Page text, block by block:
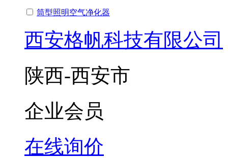
筒型照明空气净化器
西安格帆科技有限公司
陕西-西安市
企业会员
在线询价